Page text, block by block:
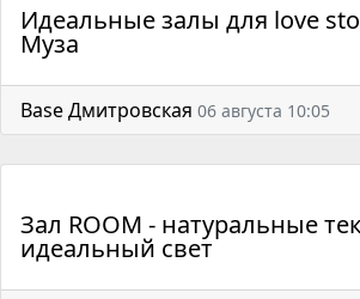
Идеальные залы для love
Муза
Base Дмитровская 06 августа 10:05
Зал ROOM - натуральные
идеальный свет